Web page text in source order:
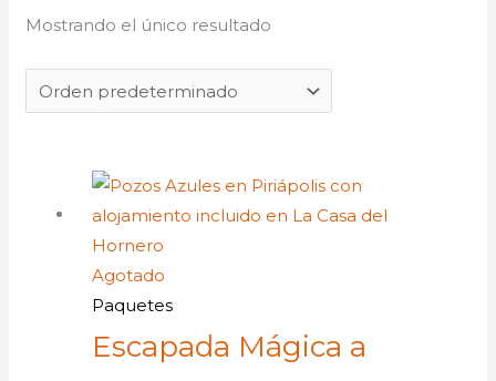
Mostrando el único resultado
Agotado
Paquetes
Escapada Mágica a